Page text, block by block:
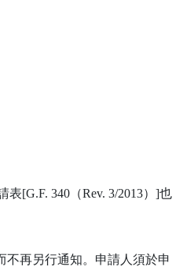
[G.F. 340（Rev. 3/2013）]也
不再另行通知。申請人須於申